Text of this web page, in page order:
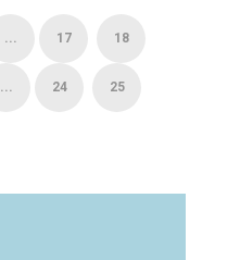
... 17 18
... 24 25